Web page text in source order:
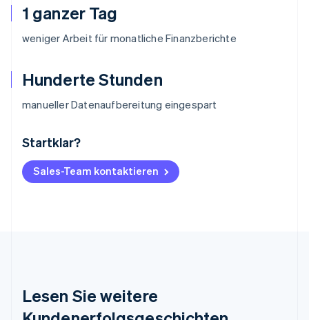
1 ganzer Tag
weniger Arbeit für monatliche Finanzberichte
Hunderte Stunden
manueller Datenaufbereitung eingespart
Startklar?
Sales-Team kontaktieren
Lesen Sie weitere
Australien
Belgien
NederlandsFrançaisDeutschEnglish
DeutschEnglish